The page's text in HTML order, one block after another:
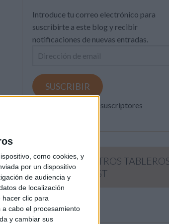
como cookies, y
por un dispositivo
de audiencia y
de localización
clic para
cabo el procesamiento
y cambiar sus
Introduce tu correo electrónico para
suscribirte a este blog y recibir
notificaciones de nuevas entradas.
Dirección
email
SUSCRIBIR
Únete a otros 371K suscriptores
SIGUE NUESTROS
EN PINTEREST